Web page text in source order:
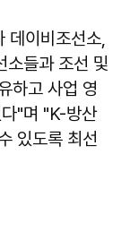
데이비조선소,
소들과 조선 및
하고 사업 영
"며 "K-방산
있도록 최선